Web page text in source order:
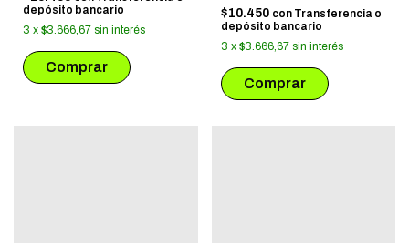
depósito bancario
3 x $3.666,67 sin interés
$10.450 con Transferencia o
depósito bancario
3 x $3.666,67 sin interés